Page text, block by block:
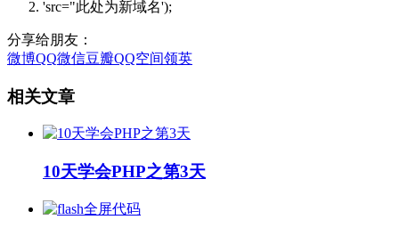
'src="此处为新域名');
分享给朋友：
微博QQ微信豆瓣QQ空间领英
相关文章
10天学会PHP之第3天